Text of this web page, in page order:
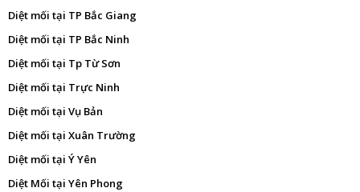
Diệt mối tại TP Bắc Giang
Diệt mối tại TP Bắc Ninh
Diệt mối tại Tp Từ Sơn
Diệt mối tại Trực Ninh
Diệt mối tại Vụ Bản
Diệt mối tại Xuân Trường
Diệt mối tại Ý Yên
Diệt Mối tại Yên Phong